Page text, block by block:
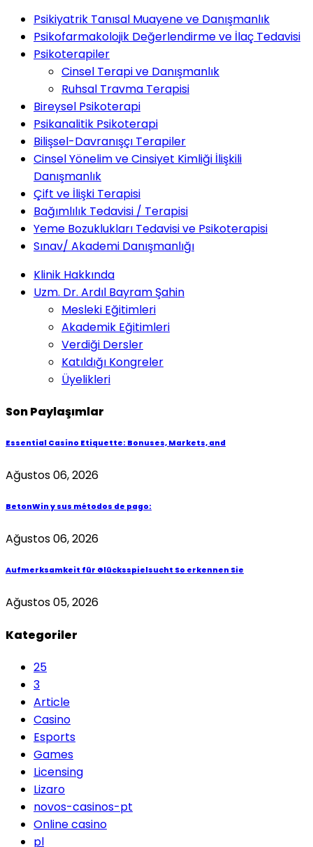
Psikiyatrik Tanısal Muayene ve Danışmanlık
Psikofarmakolojik Değerlendirme ve İlaç Tedavisi
Psikoterapiler
Cinsel Terapi ve Danışmanlık
Ruhsal Travma Terapisi
Bireysel Psikoterapi
Psikanalitik Psikoterapi
Bilişsel-Davranışçı Terapiler
Cinsel Yönelim ve Cinsiyet Kimliği İlişkili
Danışmanlık
Çift ve İlişki Terapisi
Bağımlılık Tedavisi / Terapisi
Yeme Bozuklukları Tedavisi ve Psikoterapisi
Sınav/ Akademi Danışmanlığı
Klinik Hakkında
Uzm. Dr. Ardıl Bayram Şahin
Mesleki Eğitimleri
Akademik Eğitimleri
Verdiği Dersler
Katıldığı Kongreler
Üyelikleri
Son Paylaşımlar
Essential Casino Etiquette: Bonuses, Markets, and
Ağustos 06, 2026
BetonWin y sus métodos de pago:
Ağustos 06, 2026
Aufmerksamkeit für Glücksspielsucht So erkennen Sie
Ağustos 05, 2026
Kategoriler
25
3
Article
Casino
Esports
Games
Licensing
Lizaro
novos-casinos-pt
Online casino
pl